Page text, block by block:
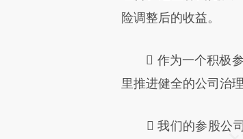
险调整后的收益。
 作为一个积极参
里推进健全的公司治
 我们的参股公司